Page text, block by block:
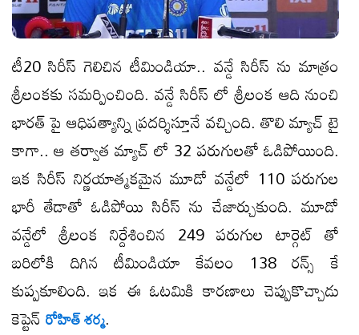
టీ20 సిరీస్ గెలిచిన టీమిండియా.. వన్డే సిరీస్ ను మాత్రం
శ్రీలంకకు సమర్పించింది. వన్డే సిరీస్ లో శ్రీలంక ఆది నుంచి
భారత్ పై ఆధిపత్యాన్ని ప్రదర్శిస్తూనే వచ్చింది. తొలి మ్యాచ్ టై
కాగా.. ఆ తర్వాత మ్యాచ్ లో 32 పరుగులతో ఓడిపోయింది.
ఇక సిరీస్ నిర్ణయాత్మకమైన మూడో వన్డేలో 110 పరుగుల
భారీ తేడాతో ఓడిపోయి సిరీస్ ను చేజార్చుకుంది. మూడో
వన్డేలో శ్రీలంక నిర్దేశించిన 249 పరుగుల టార్గెట్ తో
బరిలోకి దిగిన టీమిండియా కేవలం 138 రన్స్ కే
కుప్పకూలింది. ఇక ఈ ఓటమికి కారణాలు చెప్పుకొచ్చాడు
కెప్టెన్ రోహిత్ శర్మ.